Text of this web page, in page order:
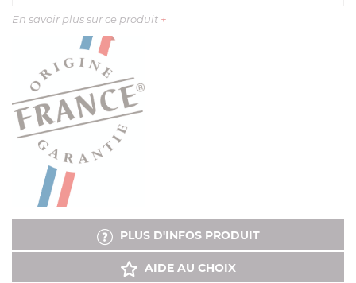
En savoir plus sur ce produit +
PLUS D'INFOS PRODUIT
AIDE AU CHOIX